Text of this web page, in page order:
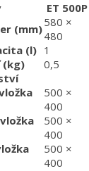
ET 500P
(mm)580 ×
480
(l) 1
(kg)
0,5
500 ×
400
500 ×
400
500 ×
400